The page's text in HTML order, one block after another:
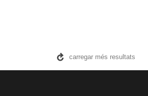
carregar més resultats